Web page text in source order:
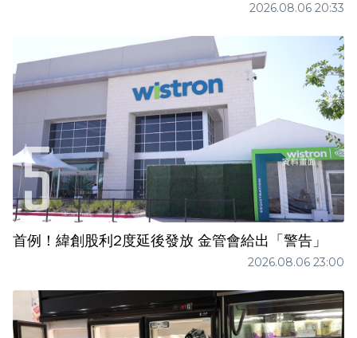
2026.08.06 20:33
首例！緯創股利2度延後發放 金管會給出「警告」
2026.08.06 23:00